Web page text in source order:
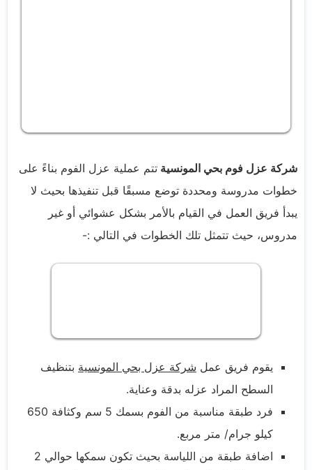
شركة عزل فوم بحي المونسية تتم عملية عزل الفوم بناءً على
خطوات مدروسة ومحددة توضع مسبقًا قبل تنفيذها بحيث لا
يبدأ فريق العمل في القيام بالأمر بشكل عشوائي أو غير
مدروس، حيث تتمثل تلك الخطوات في التالي :-
يقوم فريق عمل شركة عزل بحي المونسية بتنظيف
السطح المراد عزله بدقة وعناية.
فرد طبقة مناسبة من الفوم بسمك 5 سم وكثافة 650
كيلو جرام/ متر مربع.
اضافة طبقة من اللياسة بحيث تكون سمكها حوالي 2